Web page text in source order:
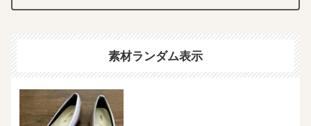
素材ランダム表示